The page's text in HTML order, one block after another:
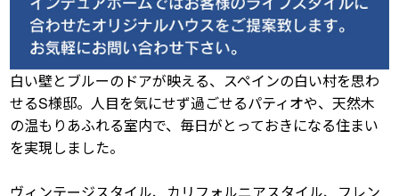
白い壁とブルーのドアが映える、スペインの白い村を思わ
せるS様邸。人目を気にせず過ごせるパティオや、天然木
の温もりあふれる室内で、毎日がとっておきになる住まい
を実現しました。
ヴィンテージスタイル、カリフォルニアスタイル、フレン